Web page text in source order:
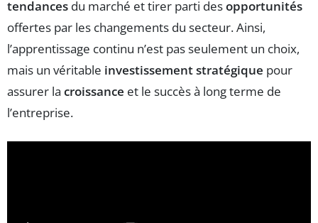
tendances du marché et tirer parti desopportunités
offertes par les changements du secteur. Ainsi,
l’apprentissage continu n’est pas seulement un choix,
mais un véritable investissement stratégique pour
assurer la croissance et le succès à long terme de
l’entreprise.